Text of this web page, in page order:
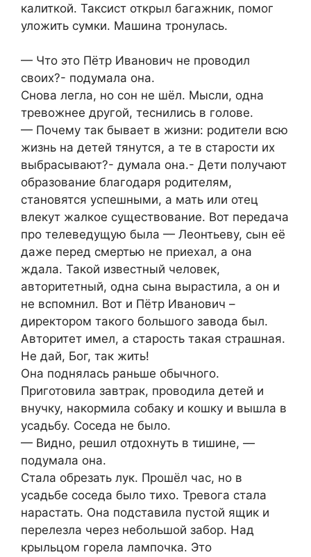
калиткой. Таксист открыл багажник, помог
уложить сумки. Машина тронулась.
— Что это Пётр Иванович не проводил
своих?- подумала она.
Снова легла, но сон не шёл. Мысли, одна
тревожнее другой, теснились в голове.
— Почему так бывает в жизни: родители всю
жизнь на детей тянутся, а те в старости их
выбрасывают?- думала она.- Дети получают
образование благодаря родителям,
становятся успешными, а мать или отец
влекут жалкое существование. Вот передача
про телеведущую была — Леонтьеву, сын её
даже перед смертью не приехал, а она
ждала. Такой известный человек,
авторитетный, одна сына вырастила, а он и
не вспомнил. Вот и Пётр Иванович –
директором такого большого завода был.
Авторитет имел, а старость такая страшная.
Не дай, Бог, так жить!
Она поднялась раньше обычного.
Приготовила завтрак, проводила детей и
внучку, накормила собаку и кошку и вышла в
усадьбу. Соседа не было.
— Видно, решил отдохнуть в тишине, —
подумала она.
Стала обрезать лук. Прошёл час, но в
усадьбе соседа было тихо. Тревога стала
нарастать. Она подставила пустой ящик и
перелезла через небольшой забор. Над
крыльцом горела лампочка. Это